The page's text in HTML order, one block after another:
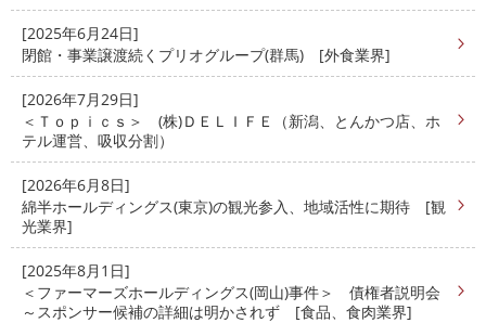
[2025年6月24日]
閉館・事業譲渡続くプリオグループ(群馬) [外食業界]
[2026年7月29日]
＜Ｔｏｐｉｃｓ＞ (株)ＤＥＬＩＦＥ（新潟、とんかつ店、ホ
テル運営、吸収分割）
[2026年6月8日]
綿半ホールディングス(東京)の観光参入、地域活性に期待 [観
光業界]
[2025年8月1日]
＜ファーマーズホールディングス(岡山)事件＞ 債権者説明会
～スポンサー候補の詳細は明かされず [食品、食肉業界]